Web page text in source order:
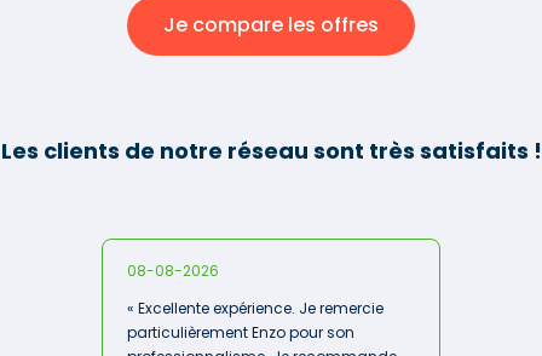
Je compare les offres
Les clients de notre réseau sont très satisfaits !
08-08-2026
« Excellente expérience. Je remercie
particulièrement Enzo pour son